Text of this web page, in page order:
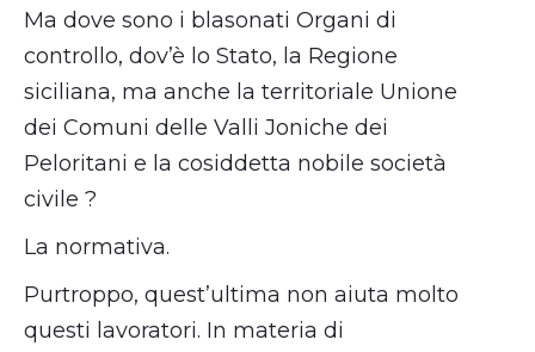
Ma dove sono i blasonati Organi di
controllo, dov’è lo Stato, la Regione
siciliana, ma anche la territoriale Unione
dei Comuni delle Valli Joniche dei
Peloritani e la cosiddetta nobile società
civile ?
La normativa.
Purtroppo, quest’ultima non aiuta molto
questi lavoratori. In materia di